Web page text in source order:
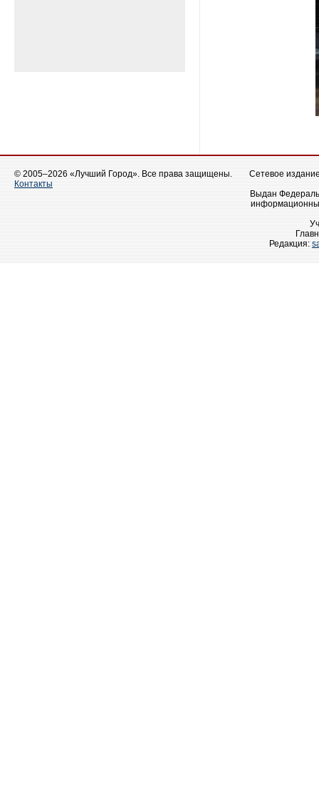
© 2005–2026 «Лучший Город». Все права защищены.
Контакты
Сетевое
Выдан
Редакция: